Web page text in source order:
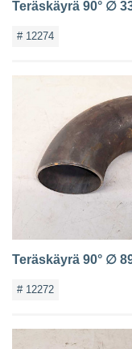
Teräskäyrä 90° ∅
# 12274
Teräskäyrä 90° ∅
# 12272